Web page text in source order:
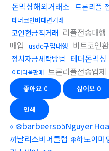
돈믹싱해외거래소 트론리플
테더코인비대면거래
코인현금직거래 리플전송대행
매입 usdc구입대행 비트코인
정치자금세탁방법 테더돈믹싱
이더리움판매 트론리플전송업체
좋아요 0 싫어요 0
인쇄
«
까날리스비어클럽 ❄️하노이